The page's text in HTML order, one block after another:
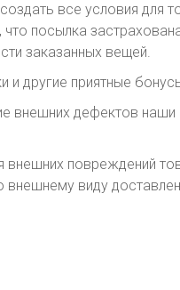
все условия для
что посылка
заказанных вещей.
и другие приятные
внешних дефектов
внешних повреждений
внешнему виду